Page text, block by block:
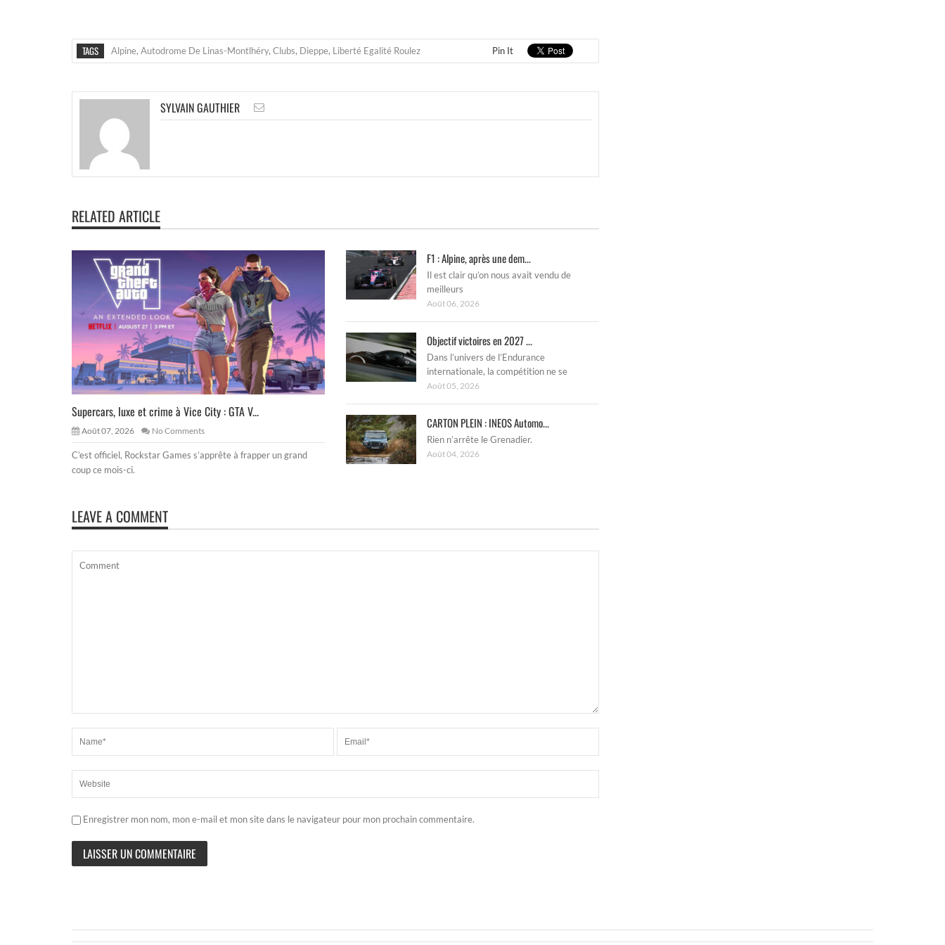
TAGS Alpine, Autodrome De Linas-Montlhéry, Clubs, Dieppe, Liberté Egalité Roulez Pin It
SYLVAIN GAUTHIER
RELATED ARTICLE
Supercars, luxe et crime à Vice City : GTA V...
Août 07, 2026 No Comments
C’est officiel, Rockstar Games s’apprête à frapper un grand
coup ce mois-ci.
F1 : Alpine, après une dem...
Il est clair qu’on nous avait vendu de
meilleurs
Août 06, 2026
Objectif victoires en 2027 ...
Dans l’univers de l’Endurance
internationale, la compétition ne se
Août 05, 2026
CARTON PLEIN : INEOS Automo...
Rien n’arrête le Grenadier.
Août 04, 2026
LEAVE A COMMENT
Enregistrer mon nom, mon e-mail et mon site dans le navigateur pour mon prochain commentaire.